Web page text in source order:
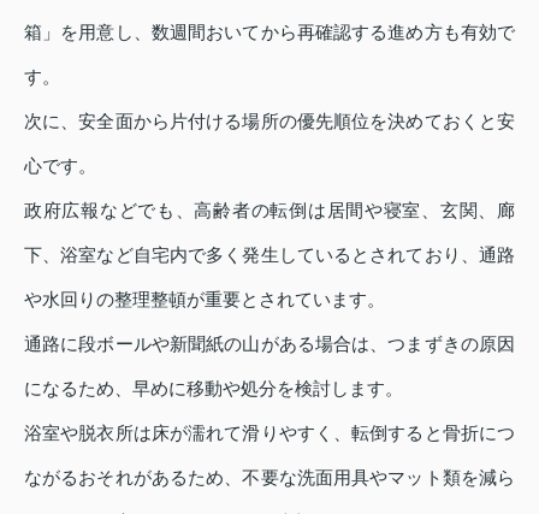
箱」を用意し、数週間おいてから再確認する進め方も有効で
す。
次に、安全面から片付ける場所の優先順位を決めておくと安
心です。
政府広報などでも、高齢者の転倒は居間や寝室、玄関、廊
下、浴室など自宅内で多く発生しているとされており、通路
や水回りの整理整頓が重要とされています。
通路に段ボールや新聞紙の山がある場合は、つまずきの原因
になるため、早めに移動や処分を検討します。
浴室や脱衣所は床が濡れて滑りやすく、転倒すると骨折につ
ながるおそれがあるため、不要な洗面用具やマット類を減ら